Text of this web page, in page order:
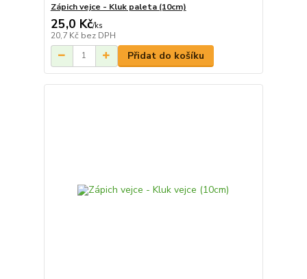
Zápich vejce - Kluk paleta (10cm)
25,0 Kč/ks
20,7 Kč bez DPH
Přidat do košíku